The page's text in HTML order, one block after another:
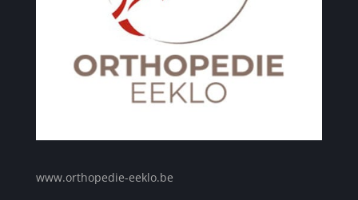
www.orthopedie-eeklo.be